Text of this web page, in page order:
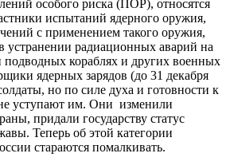
особого риска (ПОР), относятся
испытаний ядерного оружия,
с применением такого оружия,
устранении радиационных аварий на
кораблях и других военных
ядерных зарядов (до 31 декабря
но по силе духа и готовности к
уступают им. Они изменили
придали государству статус
Теперь об этой категории
стараются помалкивать.